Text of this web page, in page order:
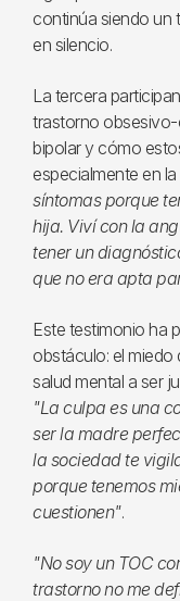
continúa siendo un
en silencio.
La tercera
trastorno
bipolar y cómo
especialmente en
síntomas porque
hija. Viví con la
tener un
que no era apta
Este testimonio ha
obstáculo: el miedo
salud mental a ser
"La culpa es una
ser la madre
la sociedad te
porque tenemos
cuestionen".
"No soy un TOC
trastorno no me